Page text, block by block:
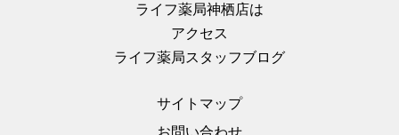
ライフ薬局神栖店は
アクセス
ライフ薬局スタッフブログ
サイトマップ
お問い合わせ